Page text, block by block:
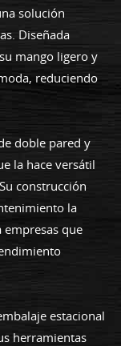
solución
Diseñada
mango ligero y
reduciendo
doble pared y
la hace versátil
construcción
la
que
estacional
herramientas